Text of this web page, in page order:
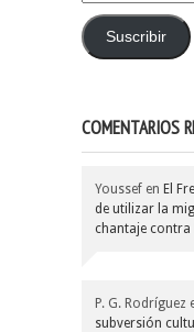
emailSuscribir
COMENTARIOS
Youssef en El
de utilizar la
chantaje contra
P. G. Rodríguez
subversión